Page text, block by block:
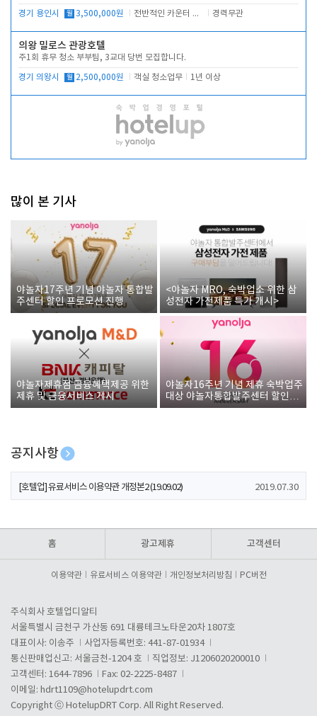
경기 용인시 월 3,500,000원 전반적인 카운터 업무 경력무관
의왕 밀로스 관광호텔
주1회 휴무 청소 부부팀, 3교대 당번 모집합니다.
경기 의왕시 월 2,500,000원 객실 청소업무 1년 이상
많이 본 기사
야놀자17주년 기념 야놀자 통합발
주센터 할인 프로모션 진행
<야놀자 MRO, 숙박업소 위한 삼
성전자 가전제품 특가 개시>
야놀자제휴점 금융혜택제공 위한
제휴 및 금융서비스 게시
야놀자16주년 기념 제휴 숙박업주
대상 야놀자통합발주센터 할인쿠
폰 증정
공지사항
[호텔업] 개인정보 처리방침 개정본1 (19.09.02)
[호텔업] 유료서비스 이용약관 개정본2 (19.09.02) 2019.07.30
홈 광고제휴 고객센터
이용약관 유료서비스 이용약관 개인정보처리방침 PC버전
주식회사 호텔업디알티
서울특별시 금천구 가산동 691 대륭테크노타운20차 1807호
대표이사: 이송주
사업자등록번호: 441-87-01934
통신판매업신고: 서울금천-1204 호
직업정보: J1206020200010
고객센터: 1644-7896
Fax: 02-2225-8487
이메일: hdrt1109@hotelupdrt.com
Copyright ⓒ HotelupDRT Corp. All Right Reserved.